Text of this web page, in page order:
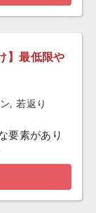
】最低限や
,若返り
要素があり